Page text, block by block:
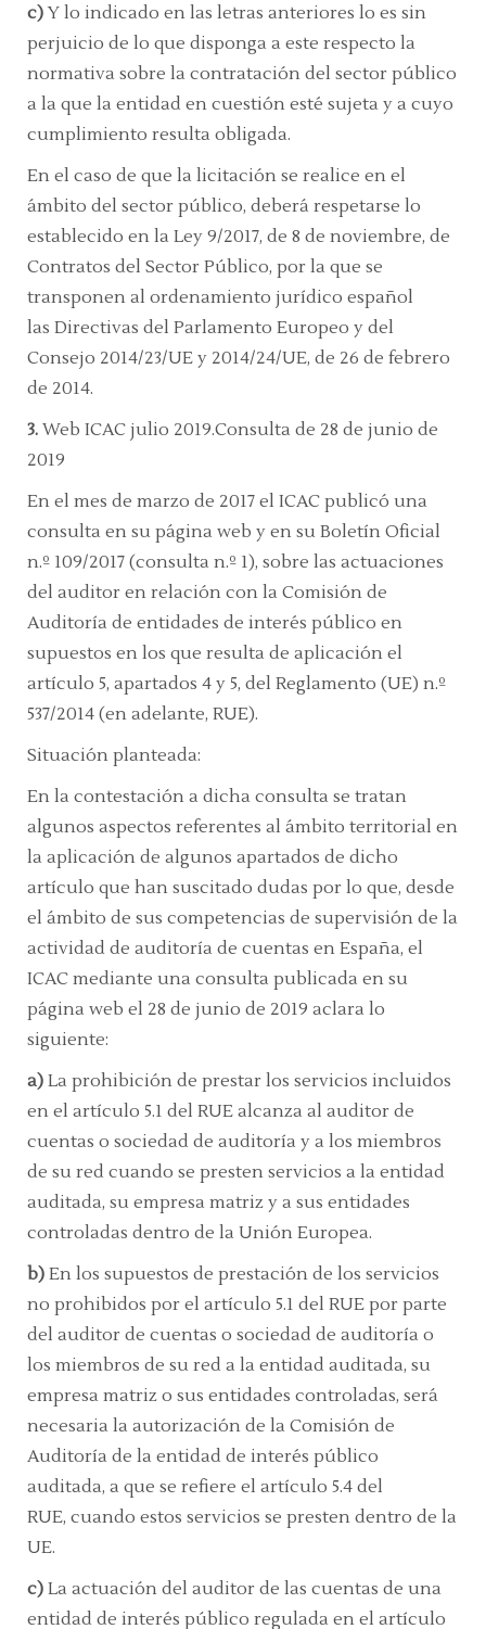
c)Y lo indicado en las letras anteriores lo es sin
perjuicio de lo que disponga a este respecto la
normativa sobre la contratación del sector público
a la que la entidad en cuestión esté sujeta y a cuyo
cumplimiento resulta obligada.
En el caso de que la licitación se realice en el
ámbito del sector público, deberá respetarse lo
establecido en la Ley 9/2017, de 8 de noviembre, de
Contratos del Sector Público, por la que se
transponen al ordenamiento jurídico español
las Directivas del Parlamento Europeo y del
Consejo 2014/23/UE y 2014/24/UE, de 26 de febrero
de 2014.
3. Web ICAC julio 2019.Consulta de 28 de junio de
2019
En el mes de marzo de 2017 el ICAC publicó una
consulta en su página web y en su Boletín Oficial
n.º 109/2017 (consulta n.º 1), sobre las actuaciones
del auditor en relación con la Comisión de
Auditoría de entidades de interés público en
supuestos en los que resulta de aplicación el
artículo 5, apartados 4 y 5, del Reglamento (UE) n.º
537/2014 (en adelante, RUE).
Situación planteada:
En la contestación a dicha consulta se tratan
algunos aspectos referentes al ámbito territorial en
la aplicación de algunos apartados de dicho
artículo que han suscitado dudas por lo que, desde
el ámbito de sus competencias de supervisión de la
actividad de auditoría de cuentas en España, el
ICAC mediante una consulta publicada en su
página web el 28 de junio de 2019 aclara lo
siguiente:
a) La prohibición de prestar los servicios incluidos
en el artículo 5.1 del RUE alcanza al auditor de
cuentas o sociedad de auditoría y a los miembros
de su red cuando se presten servicios a la entidad
auditada, su empresa matriz y a sus entidades
controladas dentro de la Unión Europea.
b) En los supuestos de prestación de los servicios
no prohibidos por el artículo 5.1 del RUE por parte
del auditor de cuentas o sociedad de auditoría o
los miembros de su red a la entidad auditada, su
empresa matriz o sus entidades controladas, será
necesaria la autorización de la Comisión de
Auditoría de la entidad de interés público
auditada, a que se refiere el artículo 5.4 del
RUE, cuando estos servicios se presten dentro de la
UE.
c) La actuación del auditor de las cuentas de una
entidad de interés público regulada en el artículo